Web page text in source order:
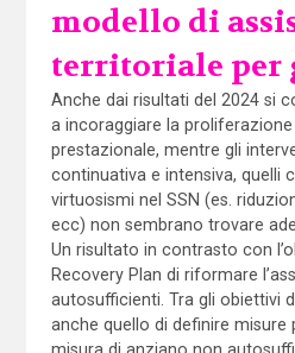
modello di
territoriale per
Anche dai risultati del 2024 si
a incoraggiare la proliferazione
prestazionale, mentre gli
continuativa e intensiva, quelli
virtuosismi nel SSN (es.
ecc) non sembrano trovare
Un risultato in contrasto con
Recovery Plan di riformare
autosufficienti. Tra gli obiettivi
anche quello di definire misure
misura di anziano non